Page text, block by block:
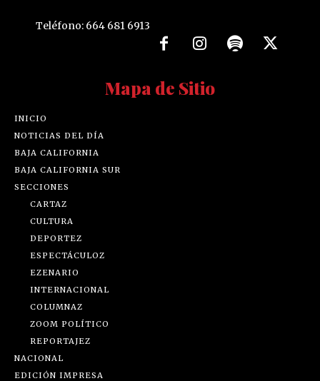
Teléfono: 664 681 6913
Mapa de Sitio
INICIO
NOTICIAS DEL DÍA
BAJA CALIFORNIA
BAJA CALIFORNIA SUR
SECCIONES
CARTAZ
CULTURA
DEPORTEZ
ESPECTÁCULOZ
EZENARIO
INTERNACIONAL
COLUMNAZ
ZOOM POLÍTICO
REPORTAJEZ
NACIONAL
EDICIÓN IMPRESA